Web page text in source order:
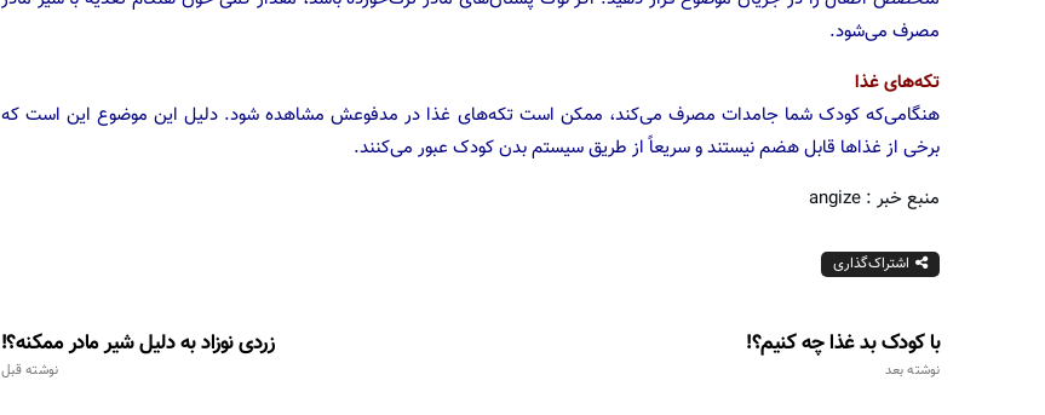
مصرف می‌شود.
تکه‌های غذا
هنگامی‌که کودک شما جامدات مصرف می‌کند، ممکن است تکه‌های غذا در مدفوعش مشاهده شود. دلیل این موضوع این است که
برخی از غذاها قابل‌ هضم نیستند و سریعاً از طریق سیستم بدن کودک عبور می‌کنند.
منبع خبر : angize
اشتراک‌گذاری
زردی نوزاد به دلیل شیر مادر ممکنه؟!
نوشته قبل
با کودک بد غذا چه کنیم؟!
نوشته بعد